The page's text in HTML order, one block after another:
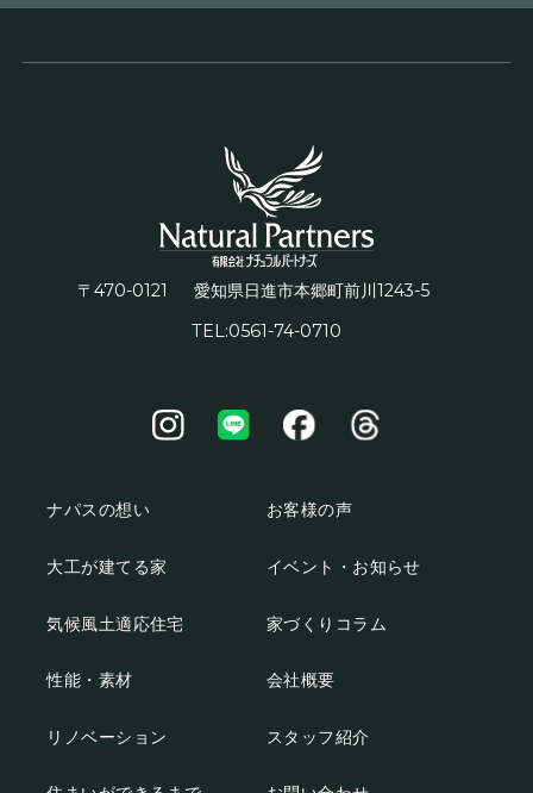
〒470-0121 愛知県日進市本郷町前川 1243-5
TEL:0561-74-0710
ナパスの想い
大工が建てる家
気候風土適応住宅
性能・素材
リノベーション
お客様の声
イベント・お知らせ
家づくりコラム
会社概要
スタッフ紹介